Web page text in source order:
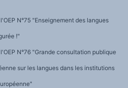
N°75 "Enseignement des langues
!"
N°76 "Grande consultation publique
sur les langues dans les institutions